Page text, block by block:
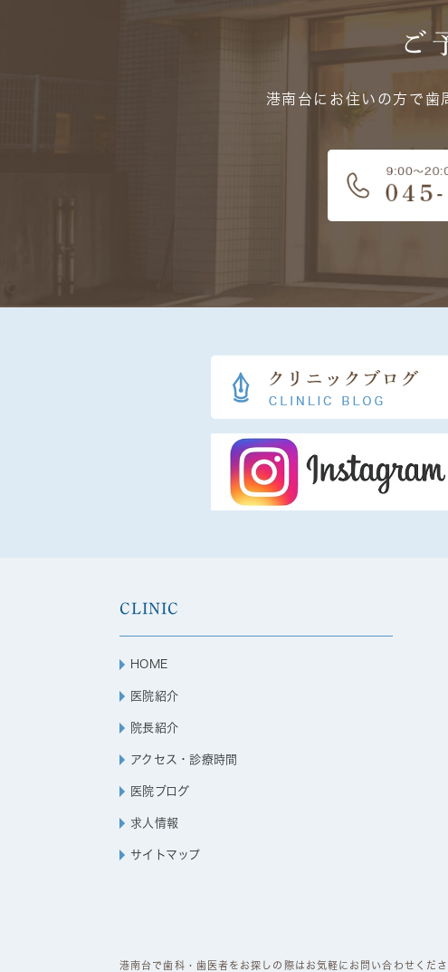
ご
港南台にお住いの方で歯
CLINIC
HOME
医院紹介
院長紹介
アクセス・診療時間
医院ブログ
求人情報
サイトマップ
港南台で歯科・歯医者をお探しの際はお気軽にお問い合わせく